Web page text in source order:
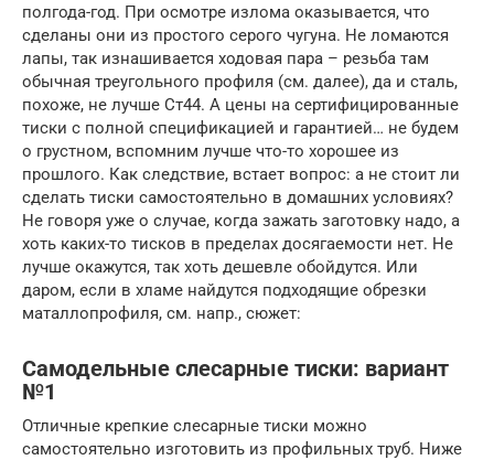
полгода-год. При осмотре излома оказывается, что
сделаны они из простого серого чугуна. Не ломаются
лапы, так изнашивается ходовая пара – резьба там
обычная треугольного профиля (см. далее), да и сталь,
похоже, не лучше Ст44. А цены на сертифицированные
тиски с полной спецификацией и гарантией… не будем
о грустном, вспомним лучше что-то хорошее из
прошлого. Как следствие, встает вопрос: а не стоит ли
сделать тиски самостоятельно в домашних условиях?
Не говоря уже о случае, когда зажать заготовку надо, а
хоть каких-то тисков в пределах досягаемости нет. Не
лучше окажутся, так хоть дешевле обойдутся. Или
даром, если в хламе найдутся подходящие обрезки
маталлопрофиля, см. напр., сюжет:
Самодельные слесарные тиски: вариант
№1
Отличные крепкие слесарные тиски можно
самостоятельно изготовить из профильных труб. Ниже